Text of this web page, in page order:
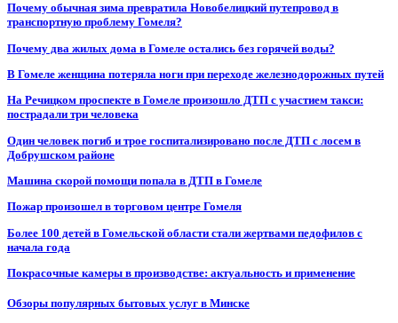
Почему обычная зима превратила Новобелицкий путепровод в
транспортную проблему Гомеля?
Почему два жилых дома в Гомеле остались без горячей воды?
В Гомеле женщина потеряла ноги при переходе железнодорожных путей
На Речицком проспекте в Гомеле произошло ДТП с участием такси:
пострадали три человека
Один человек погиб и трое госпитализировано после ДТП с лосем в
Добрушском районе
Машина скорой помощи попала в ДТП в Гомеле
Пожар произошел в торговом центре Гомеля
Более 100 детей в Гомельской области стали жертвами педофилов с
начала года
Покрасочные камеры в производстве: актуальность и применение
Обзоры популярных бытовых услуг в Минске